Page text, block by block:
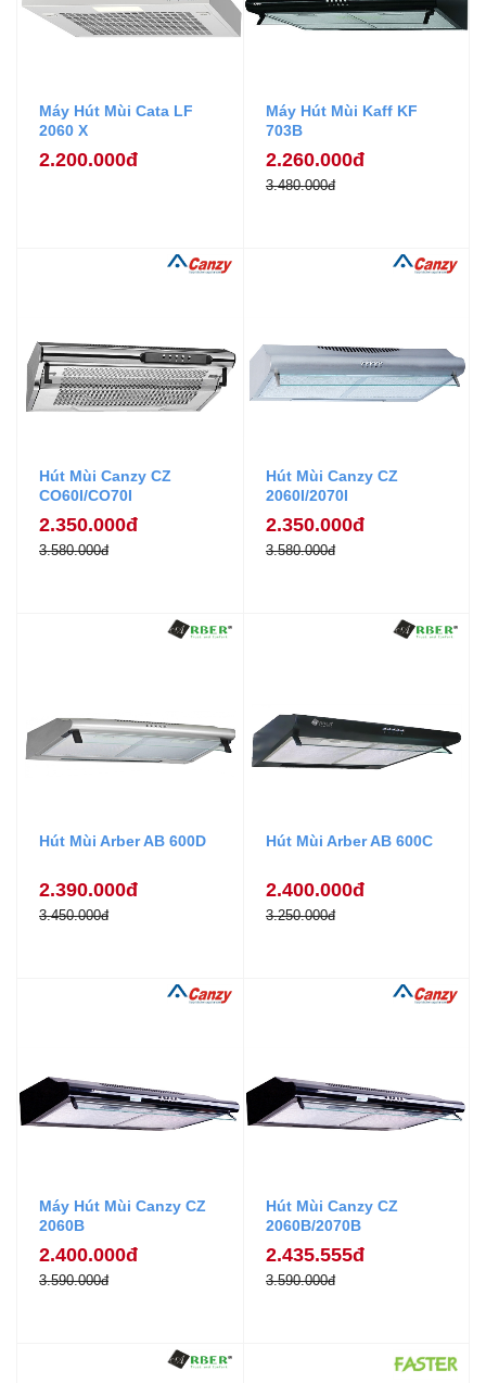
Máy Hút Mùi Cata LF
2060 X
2.200.000đ
Máy Hút Mùi Kaff KF
703B
2.260.000đ
3.480.000đ
Hút Mùi Canzy CZ
CO60I/CO70I
2.350.000đ
3.580.000đ
Hút Mùi Canzy CZ
2060I/2070I
2.350.000đ
3.580.000đ
Hút Mùi Arber AB 600D
2.390.000đ
3.450.000đ
Hút Mùi Arber AB 600C
2.400.000đ
3.250.000đ
Máy Hút Mùi Canzy CZ
2060B
2.400.000đ
3.590.000đ
Hút Mùi Canzy CZ
2060B/2070B
2.435.555đ
3.590.000đ